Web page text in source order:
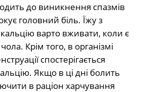
до виникнення спазмів
головний біль. Їжу з
варто вживати, коли є
Крім того, в організмі
спостерігається
Якщо в ці дні болить
в раціон харчування